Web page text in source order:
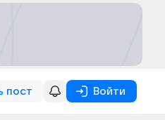
пост Войти